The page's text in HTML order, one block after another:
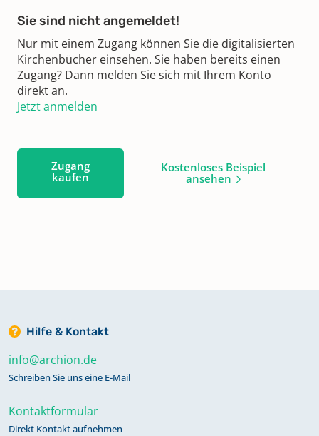
Sie sind nicht angemeldet!
Nur mit einem Zugang können Sie die digitalisierten
Kirchenbücher einsehen. Sie haben bereits einen
Zugang? Dann melden Sie sich mit Ihrem Konto
direkt an.
Jetzt anmelden
Zugang
kaufen
Kostenloses Beispiel
ansehen
Hilfe & Kontakt
info@archion.de
Schreiben Sie uns eine E-Mail
Kontaktformular
Direkt Kontakt aufnehmen